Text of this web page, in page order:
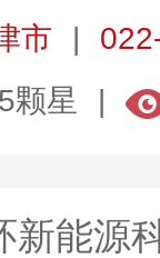
市
颗星
新能源